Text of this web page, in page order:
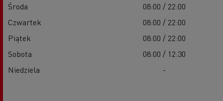
Środa
08:00 / 22:00
Czwartek
08:00 / 22:00
Piątek
08:00 / 22:00
Sobota
08:00 / 12:30
Niedziela
-